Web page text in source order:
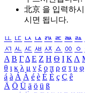
北京 을 입력하
시면 됩니다.
ㅥ ㅦ ㅧ ㅨ ㅩ ㅪ ㅫ ㅬ
ㅺ ㅻ ㅼ ㅽ ㅾ ㅿ ㆀ ㆁ
Α Β ΓΔ Ε Ζ Η Θ Ι ΚΛ
θ ι κ λ μ ν ξ ο π ρ σ τ υ φ
á à Á À é è É È ç Ç ê
Ä Ö Ü ä ö ü ß